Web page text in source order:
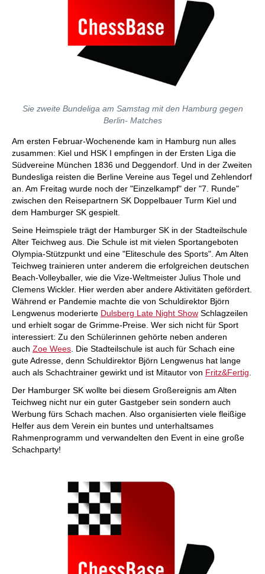
Sie zweite Bundeliga am Samstag mit den Hamburg gegen
Berlin- Matches
Am ersten Februar-Wochenende kam in Hamburg nun alles
zusammen: Kiel und HSK I empfingen in der Ersten Liga die
Südvereine München 1836 und Deggendorf. Und in der Zweiten
Bundesliga reisten die Berline Vereine aus Tegel und Zehlendorf
an. Am Freitag wurde noch der "Einzelkampf" der "7. Runde"
zwischen den Reisepartnern SK Doppelbauer Turm Kiel und
dem Hamburger SK gespielt.
Seine Heimspiele trägt der Hamburger SK in der Stadteilschule
Alter Teichweg aus. Die Schule ist mit vielen Sportangeboten
Olympia-Stützpunkt und eine "Eliteschule des Sports". Am Alten
Teichweg trainieren unter anderem die erfolgreichen deutschen
Beach-Volleyballer, wie die Vize-Weltmeister Julius Thole und
Clemens Wickler. Hier werden aber andere Aktivitäten gefördert.
Während er Pandemie machte die von Schuldirektor Björn
Lengwenus moderierte Dulsberg Late Night Show Schlagzeilen
und erhielt sogar de Grimme-Preise. Wer sich nicht für Sport
interessiert: Zu den Schülerinnen gehörte neben anderen
auch Zoe Wees . Die Stadteilschule ist auch für Schach eine
gute Adresse, denn Schuldirektor Björn Lengwenus hat lange
auch als Schachtrainer gewirkt und ist Mitautor von Fritz&Fertig
Der Hamburger SK wollte bei diesem Großereignis am Alten
Teichweg nicht nur ein guter Gastgeber sein sondern auch
Werbung fürs Schach machen. Also organisierten viele fleißige
Helfer aus dem Verein ein buntes und unterhaltsames
Rahmenprogramm und verwandelten den Event in eine große
Schachparty!